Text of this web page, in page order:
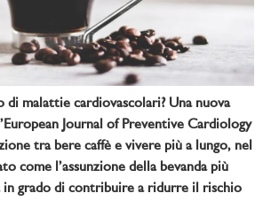
di malattie cardiovascolari? Una nuova
Journal of Preventive Cardiology
tra bere caffè e vivere più a lungo, nel
come l’assunzione della bevanda più
in grado di contribuire a ridurre il rischio